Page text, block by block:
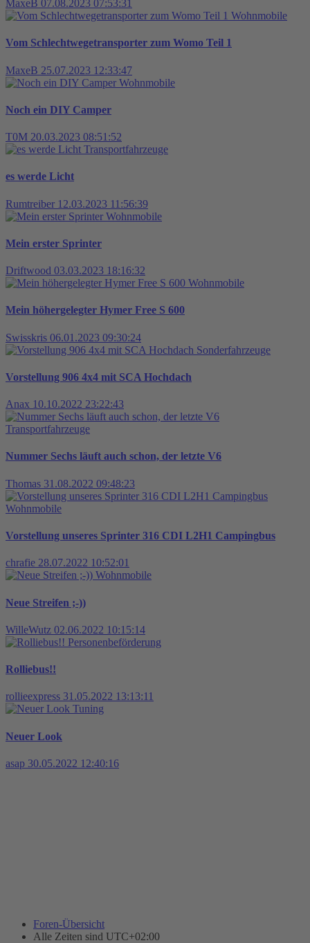
MaxeB 07.08.2023 07:53:31
Wohnmobile
Vom Schlechtwegetransporter zum Womo Teil 1
MaxeB 25.07.2023 12:33:47
Wohnmobile
Noch ein DIY Camper
T0M 20.03.2023 08:51:52
Transportfahrzeuge
es werde Licht
Rumtreiber 12.03.2023 11:56:39
Wohnmobile
Mein erster Sprinter
Driftwood 03.03.2023 18:16:32
Wohnmobile
Mein höhergelegter Hymer Free S 600
Swisskris 06.01.2023 09:30:24
Sonderfahrzeuge
Vorstellung 906 4x4 mit SCA Hochdach
Anax 10.10.2022 23:22:43
Transportfahrzeuge
Nummer Sechs läuft auch schon, der letzte V6
Thomas 31.08.2022 09:48:23
Wohnmobile
Vorstellung unseres Sprinter 316 CDI L2H1 Campingbus
chrafie 28.07.2022 10:52:01
Wohnmobile
Neue Streifen ;-))
WilleWutz 02.06.2022 10:15:14
Personenbeförderung
Rolliebus!!
rollieexpress 31.05.2022 13:13:11
Tuning
Neuer Look
asap 30.05.2022 12:40:16
Foren-Übersicht
Alle Zeiten sind UTC+02:00